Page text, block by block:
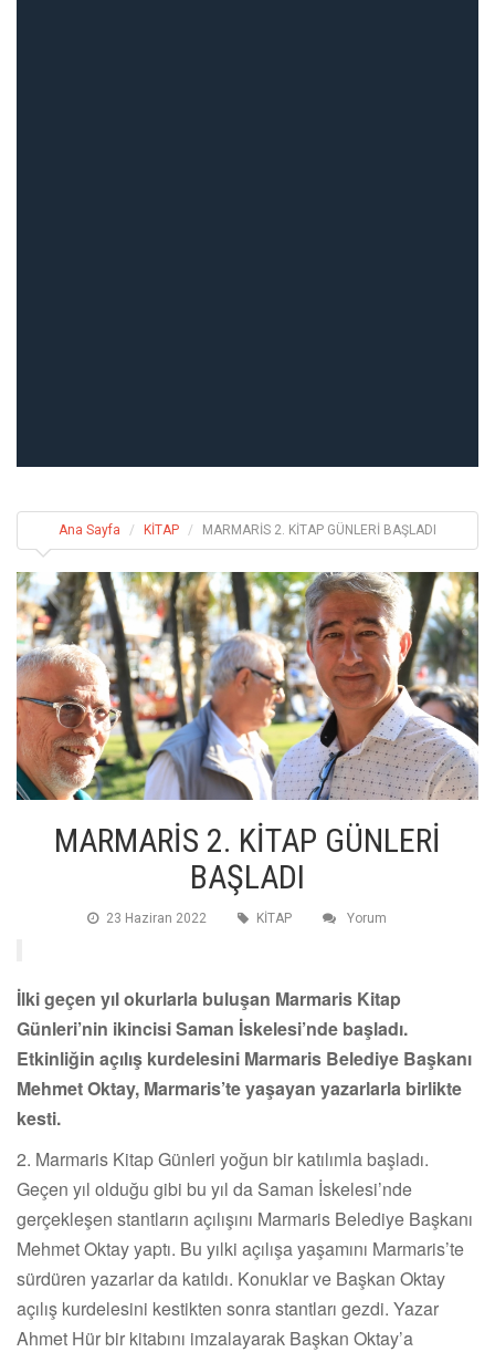
Ana Sayfa KİTAP MARMARİS 2. KİTAP GÜNLERİ BAŞLADI
MARMARİS 2. KİTAP GÜNLERİ
BAŞLADI
23 Haziran 2022 KİTAP Yorum
İlki geçen yıl okurlarla buluşan Marmaris Kitap
Günleri’nin ikincisi Saman İskelesi’nde başladı.
Etkinliğin açılış kurdelesini Marmaris Belediye Başkanı
Mehmet Oktay, Marmaris’te yaşayan yazarlarla birlikte
kesti.
2. Marmaris Kitap Günleri yoğun bir katılımla başladı.
Geçen yıl olduğu gibi bu yıl da Saman İskelesi’nde
gerçekleşen stantların açılışını Marmaris Belediye Başkanı
Mehmet Oktay yaptı. Bu yılki açılışa yaşamını Marmaris’te
sürdüren yazarlar da katıldı. Konuklar ve Başkan Oktay
açılış kurdelesini kestikten sonra stantları gezdi. Yazar
Ahmet Hür bir kitabını imzalayarak Başkan Oktay’a